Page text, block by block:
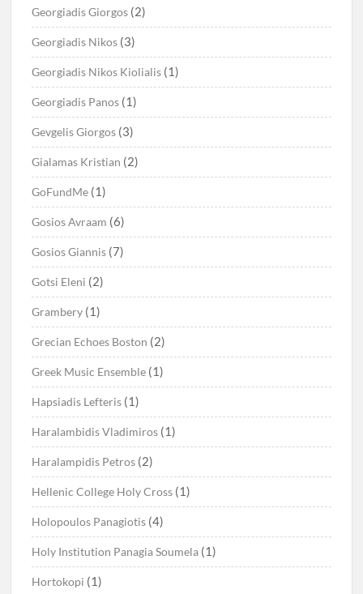
Georgiadis Giorgos (2)
Georgiadis Nikos (3)
Georgiadis Nikos Kiolialis (1)
Georgiadis Panos (1)
Gevgelis Giorgos (3)
Gialamas Kristian (2)
GoFundMe (1)
Gosios Avraam (6)
Gosios Giannis (7)
Gotsi Eleni (2)
Grambery (1)
Grecian Echoes Boston (2)
Greek Music Ensemble (1)
Hapsiadis Lefteris (1)
Haralambidis Vladimiros (1)
Haralampidis Petros (2)
Hellenic College Holy Cross (1)
Holopoulos Panagiotis (4)
Holy Institution Panagia Soumela (1)
Hortokopi (1)